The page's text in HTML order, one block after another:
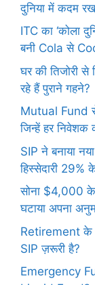
दुनिया में कदम
ITC का ‘कोला
बनी Cola से
घर की तिजोरी से
रहे हैं पुराने गहने?
Mutual Fund
जिन्हें हर निवेशक
SIP ने बनाया
हिस्सेदारी 29%
सोना $4,000
घटाया अपना
Retirement के
SIP ज़रूरी है?
Emergency